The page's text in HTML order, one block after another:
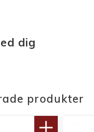
dig
produkter